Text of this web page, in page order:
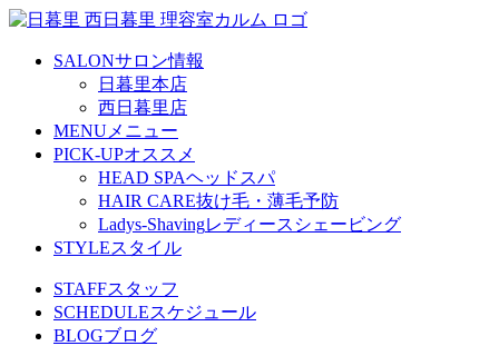
SALONサロン情報
日暮里本店
西日暮里店
MENU メニュー
PICK-UPオススメ
HEAD SPAヘッドスパ
HAIR CARE抜け毛・薄毛予防
Ladys-Shavingレディースシェービング
STYLEスタイル
STAFFスタッフ
SCHEDULEスケジュール
BLOGブログ